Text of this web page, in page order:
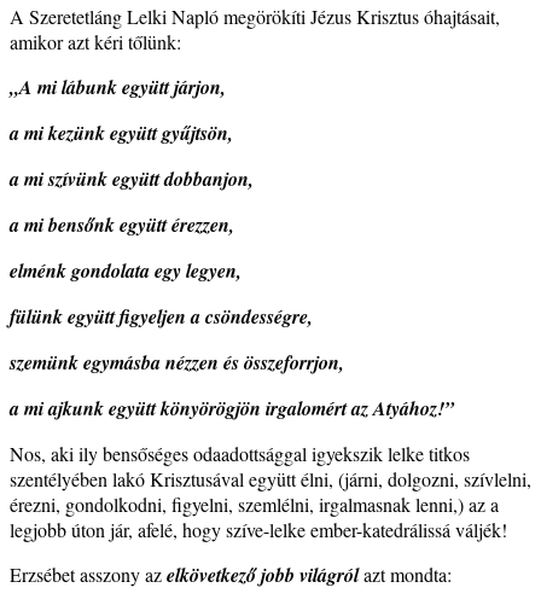
A Szeretetláng Lelki Napló megörökíti Jézus Krisztus óhajtásait,
amikor azt kéri tőlünk:
„A mi lábunk együtt járjon,
a mi kezünk együtt gyűjtsön,
a mi szívünk együtt dobbanjon,
a mi bensőnk együtt érezzen,
elménk gondolata egy legyen,
fülünk együtt figyeljen a csöndességre,
szemünk egymásba nézzen és összeforrjon,
a mi ajkunk együtt könyörögjön irgalomért az Atyához!”
Nos, aki ily bensőséges odaadottsággal igyekszik lelke titkos
szentélyében lakó Krisztusával együtt élni, (járni, dolgozni, szívlelni,
érezni, gondolkodni, figyelni, szemlélni, irgalmasnak lenni,) az a
legjobb úton jár, afelé, hogy szíve-lelke ember-katedrálissá váljék!
Erzsébet asszony azelkövetkező jobb világrólazt mondta: